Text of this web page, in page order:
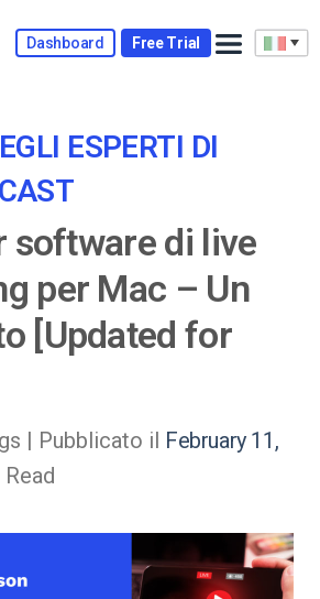
Dashboard Free Trial
ESPERTI DI
software di live
per Mac – Un
[Updated for
| Pubblicato il February 11,